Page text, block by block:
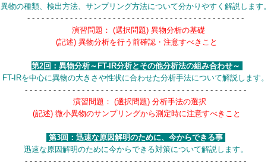
異物の種類、検出方法、サンプリング方法について分かりやすく解説します。
- - - - - - - - - - - - - - - - - - - - - - - - - - - - - - - - - - - - - - - - - - - - - -
演習問題： (選択問題) 異物分析の基礎
(記述) 異物分析を行う前確認・注意すべきこと
第2回：異物分析～FT-IR分析とその他分析法の組み合わせ～
FT-IRを中心に異物の大きさや性状に合わせた分析手法について解説します。
- - - - - - - - - - - - - - - - - - - - - - - - - - - - - - - - - - - - - - - - - - - - - - -
演習問題： (選択問題) 分析手法の選択
(記述) 微小異物のサンプリングから測定時に注意すべきこと
第3回：迅速な原因解明のために、今からできる事
迅速な原因解明のために今からできる対策について解説します。
- - - - - - - - - - - - - - - - - - - - - - - - - - - - - - - - - - - - - - - - - - - - - - -